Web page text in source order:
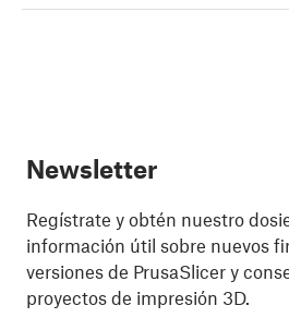
Newsletter
Regístrate y obtén nuestro
información útil sobre nuevos
versiones de PrusaSlicer y
proyectos de impresión 3D.